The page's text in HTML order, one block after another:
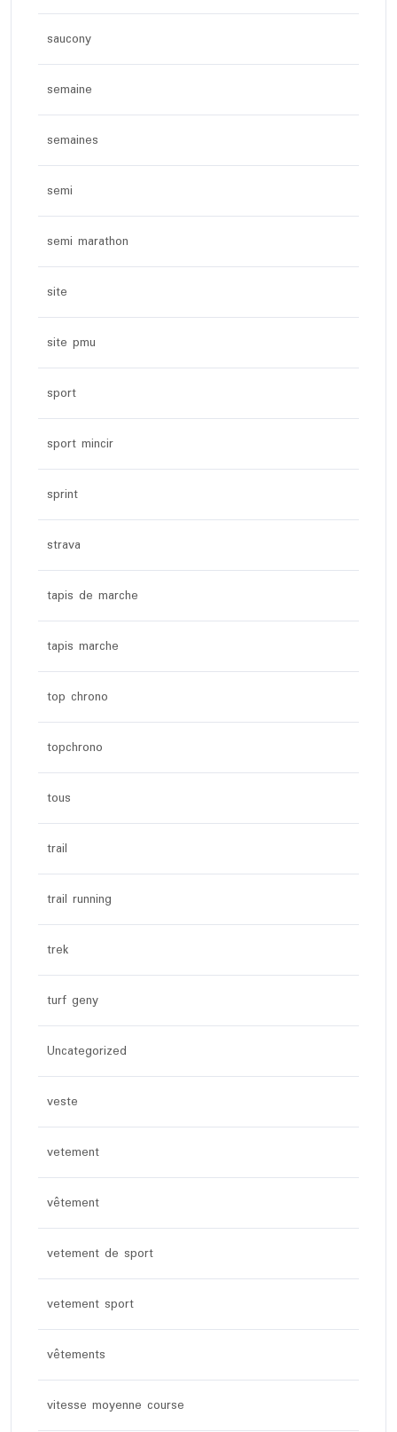
saucony
semaine
semaines
semi
semi marathon
site
site pmu
sport
sport mincir
sprint
strava
tapis de marche
tapis marche
top chrono
topchrono
tous
trail
trail running
trek
turf geny
Uncategorized
veste
vetement
vêtement
vetement de sport
vetement sport
vêtements
vitesse moyenne course